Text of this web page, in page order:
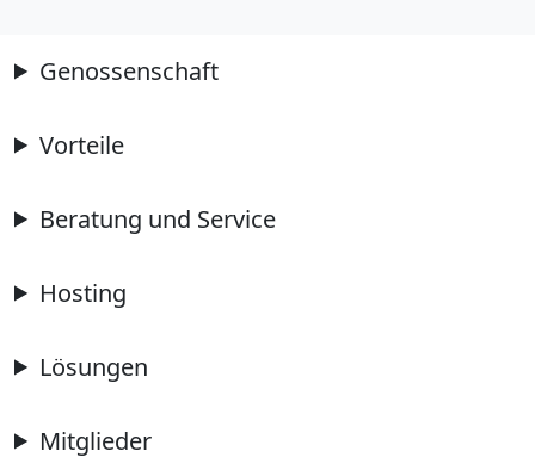
Genossenschaft
Vorteile
Beratung und Service
Hosting
Lösungen
Mitglieder